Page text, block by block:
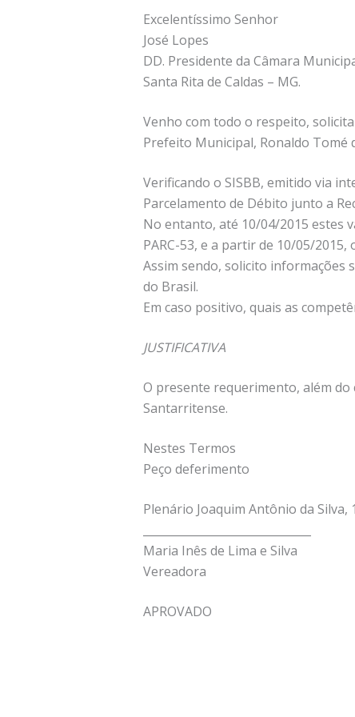
Excelentíssimo Senhor
José Lopes
DD. Presidente da Câmara
Santa Rita de Caldas – MG.
Venho com todo o respeito,
Prefeito Municipal, Ronaldo Tomé
Verificando o SISBB, emitido via
Parcelamento de Débito junto a
No entanto, até 10/04/2015 estes
PARC-53, e a partir de 10/05/
Assim sendo, solicito informações
do Brasil.
Em caso positivo, quais as
JUSTIFICATIVA
O presente requerimento, além
Santarritense.
Nestes Termos
Peço deferimento
Plenário Joaquim Antônio da Silva,
Maria Inês de Lima e Silva
Vereadora
APROVADO